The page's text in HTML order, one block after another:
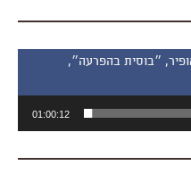
אופיר, ״בוסית בהפרעה״,
01:00:12